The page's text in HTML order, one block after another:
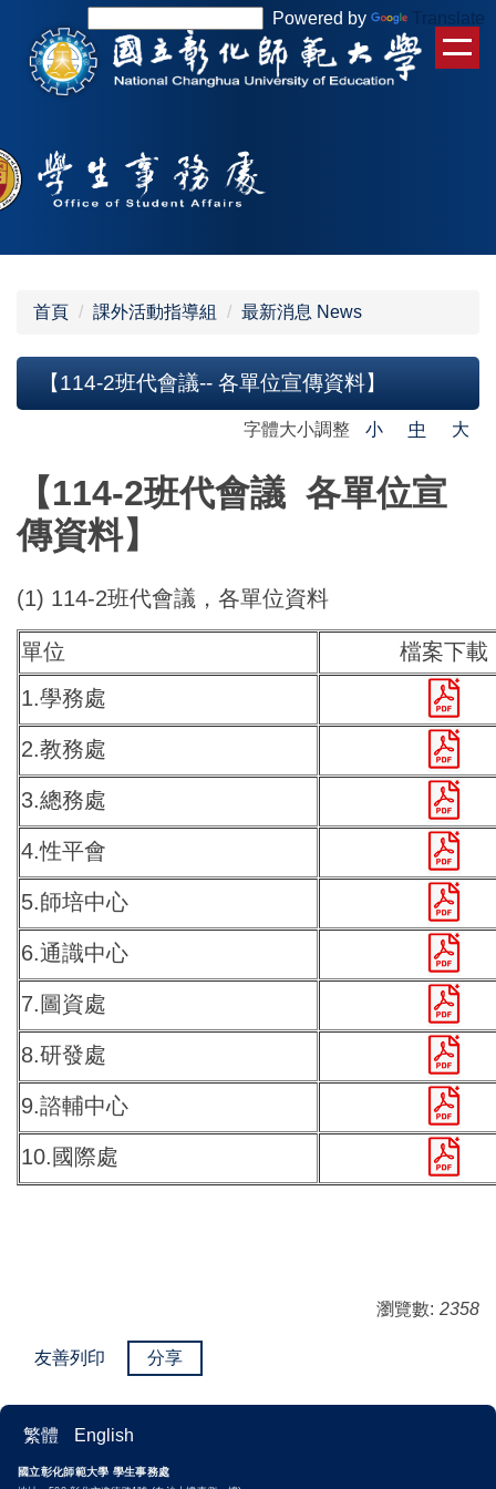
容
區
Powered by Translate
首頁 課外活動指導組 最新消息 News
【114-2班代會議-- 各單位宣傳資料】
字體大小調整 小 中 大
【114-2班代會議 各單位宣
傳資料】
(1) 114-2班代會議，各單位資料
單位
檔案下載
1.學務處
2.教務處
3.總務處
4.性平會
5.師培中心
6.通識中心
7.圖資處
8.研發處
9.諮輔中心
10.國際處
瀏覽數: 2358
友善列印 分享
繁體 English
國立彰化師範大學 學生事務處